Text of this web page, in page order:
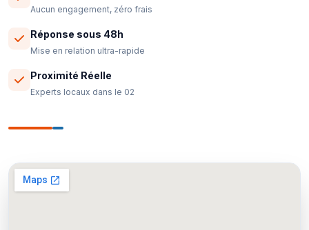
Aucun engagement, zéro frais
Réponse sous 48h
Mise en relation ultra-rapide
Proximité Réelle
Experts locaux dans le 02